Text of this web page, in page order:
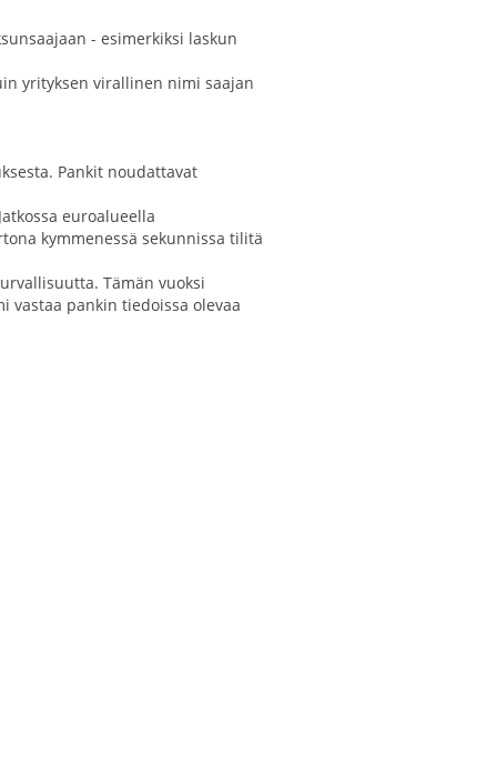
- esimerkiksi laskun
yrityksen virallinen nimi saajan
Pankit noudattavat
euroalueella
kymmenessä sekunnissa tilitä
Tämän vuoksi
vastaa pankin tiedoissa olevaa